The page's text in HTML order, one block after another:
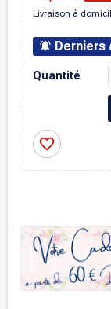
Livraison à
notifications_active
Quantité
favorite_border